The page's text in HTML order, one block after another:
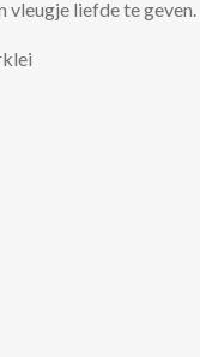
vleugje liefde te geven.